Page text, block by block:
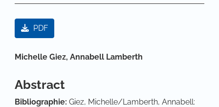
Artikel-Sidebar
PDF
Hauptsächlicher Artikelinhalt
Michelle Giez, Annabell Lamberth
Abstract
Bibliographie: Giez, Michelle/Lamberth, Annabell: